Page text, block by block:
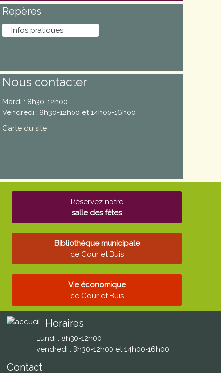
Repères
Infos pratiques
Nous contacter
Mardi : 8h30-12h00
Vendredi : 8h30-12h00 et 14h00-16h00
Carte du site
Réservez notre
salle des fêtes
Bibliothèque municipale
de Cour et Buis
Vie économique
de Cour et Buis
Horaires
Lundi : 8h30-12h00
vendredi : 8h30-12h00 et 14h00-16h00
Contact